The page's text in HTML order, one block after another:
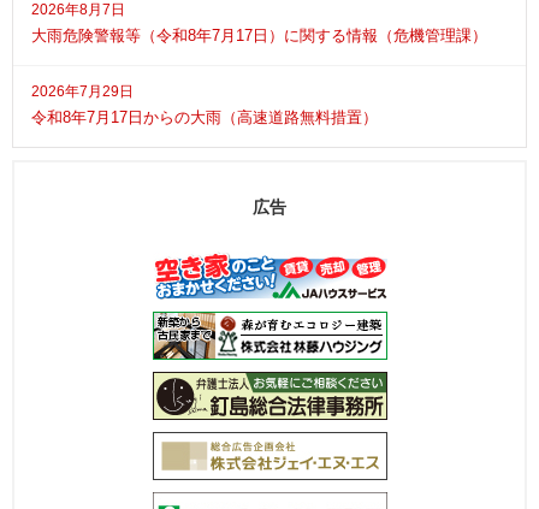
2026年8月7日
大雨危険警報等（令和8年7月17日）に関する情報（危機管理課）
2026年7月29日
令和8年7月17日からの大雨（高速道路無料措置）
広告